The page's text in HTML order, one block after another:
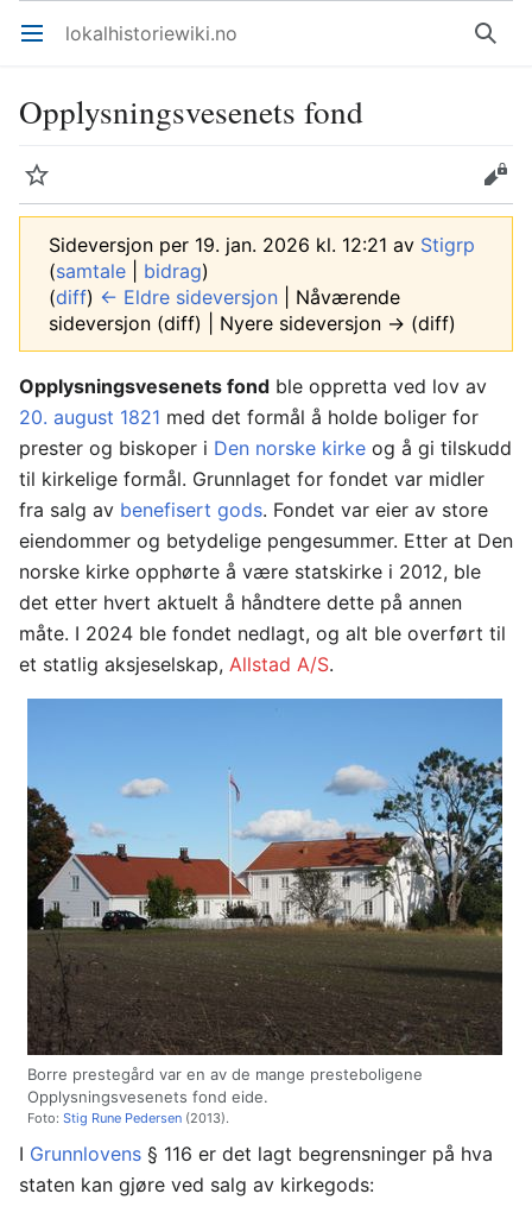
Åpne hovedmenyen lokalhistoriewiki.no Søk
Opplysningsvesenets fond
Overvåk Rediger
Sideversjon per 19. jan. 2026 kl. 12:21 av Stigrp
(samtale bidrag)
(diff) ← Eldre sideversjon | Nåværende
sideversjon (diff) | Nyere sideversjon → (diff)
Opplysningsvesenets fond ble oppretta ved lov av
20. august 1821 med det formål å holde boliger for
prester og biskoper i Den norske kirke og å gi tilskudd
til kirkelige formål. Grunnlaget for fondet var midler
fra salg av benefisert gods. Fondet var eier av store
eiendommer og betydelige pengesummer. Etter at Den
norske kirke opphørte å være statskirke i 2012, ble
det etter hvert aktuelt å håndtere dette på annen
måte. I 2024 ble fondet nedlagt, og alt ble overført til
et statlig aksjeselskap, Allstad A/S.
Borre prestegård var en av de mange presteboligene
Opplysningsvesenets fond eide.
Foto: Stig Rune Pedersen (2013).
I Grunnlovens § 116 er det lagt begrensninger på hva
staten kan gjøre ved salg av kirkegods: